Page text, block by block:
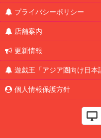
プライバシーポリシー
店舗案内
更新情報
遊戯王「アジア圏向け日本
個人情報保護方針